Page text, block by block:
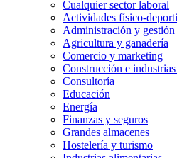
Cualquier sector laboral
Actividades físico-
Administración y gestión
Agricultura y ganadería
Comercio y marketing
Construcción e
Consultoría
Educación
Energía
Finanzas y seguros
Grandes almacenes
Hostelería y turismo